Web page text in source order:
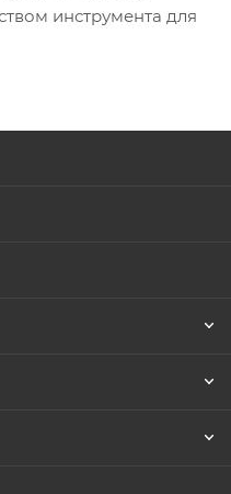
инструмента для